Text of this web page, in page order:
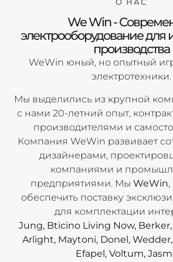
We Win -
электрооборудование для
производства
WeWin юный, но опытный
электротехники.
Мы выделились из крупной
с нами 20-летний опыт,
производителями и
Компания WeWin развивает
дизайнерами,
компаниями и
предприятиями. Мы WeWin
обеспечить поставку
для комплектации
Jung, Bticino Living Now,
Arlight, Maytoni, Donel,
Efapel, Voltum,